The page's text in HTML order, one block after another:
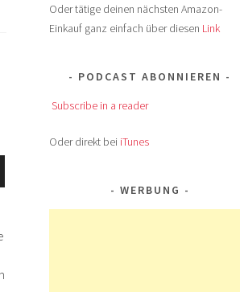
Oder tätige deinen nächsten Amazon-
Einkauf ganz einfach über diesen Link
PODCAST ABONNIEREN
Subscribe in a reader
Oder direkt bei iTunes
WERBUNG